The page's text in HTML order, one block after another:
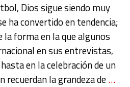
Dios sigue siendo muy
ha convertido en tendencia;
forma en la que algunos
en sus entrevistas,
en la celebración de un
recuerdan la grandeza de…